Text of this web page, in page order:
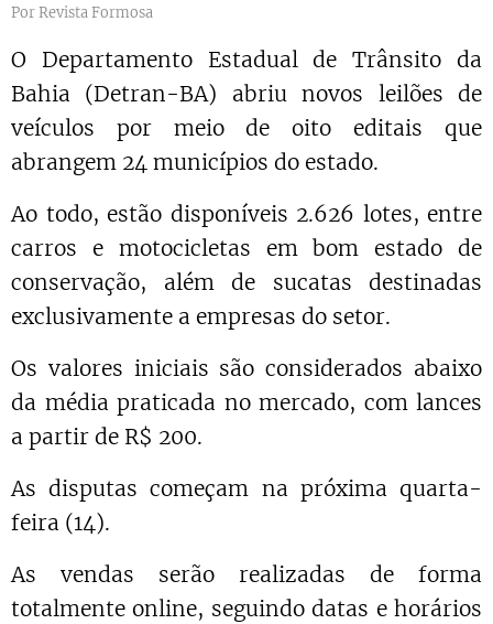
Por Revista Formosa
O Departamento Estadual de Trânsito da
Bahia (Detran-BA) abriu novos leilões de
veículos por meio de oito editais que
abrangem 24 municípios do estado.
Ao todo, estão disponíveis 2.626 lotes, entre
carros e motocicletas em bom estado de
conservação, além de sucatas destinadas
exclusivamente a empresas do setor.
Os valores iniciais são considerados abaixo
da média praticada no mercado, com lances
a partir de R$ 200.
As disputas começam na próxima quarta-
feira (14).
As vendas serão realizadas de forma
totalmente online, seguindo datas e horários